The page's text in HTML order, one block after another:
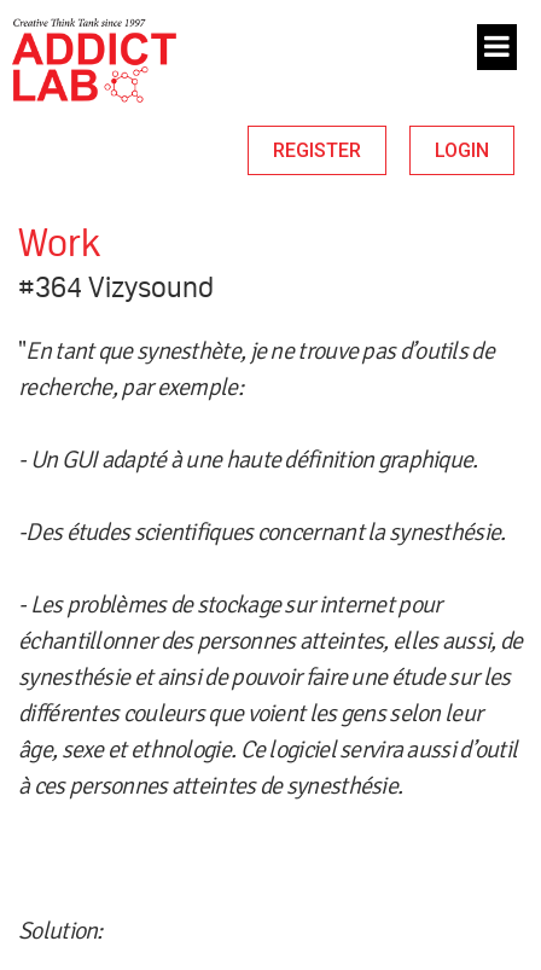
REGISTER LOGIN
Work
#364 Vizysound
"En tant que synesthète, je ne trouve pas d’outils de
recherche, par exemple:
- Un GUI adapté à une haute définition graphique.
-Des études scientifiques concernant la synesthésie.
- Les problèmes de stockage sur internet pour
échantillonner des personnes atteintes, elles aussi, de
synesthésie et ainsi de pouvoir faire une étude sur les
différentes couleurs que voient les gens selon leur
âge, sexe et ethnologie. Ce logiciel servira aussi d’outil
à ces personnes atteintes de synesthésie.
Solution: